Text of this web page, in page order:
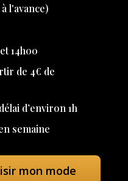
l'avance)
14h00
de 4€ de
d’environ 1h
semaine
mon mode